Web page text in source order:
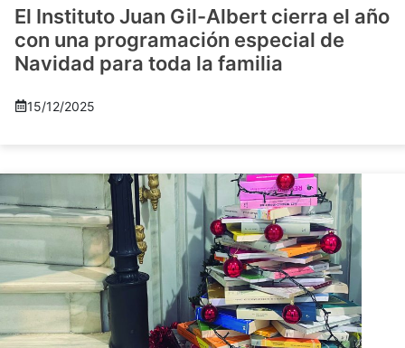
El Instituto Juan Gil-Albert cierra el año
con una programación especial de
Navidad para toda la familia
15/12/2025